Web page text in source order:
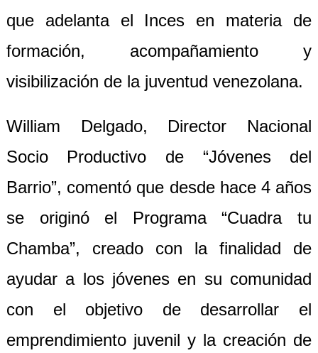
que adelanta el Inces en materia de
formación, acompañamiento y
visibilización de la juventud venezolana.
William Delgado, Director Nacional
Socio Productivo de “Jóvenes del
Barrio”, comentó que desde hace 4 años
se originó el Programa “Cuadra tu
Chamba”, creado
con la finalidad de
ayudar a los jóvenes en su comunidad
con el
objetivo de desarrollar
el
emprendimiento juvenil y la creación de